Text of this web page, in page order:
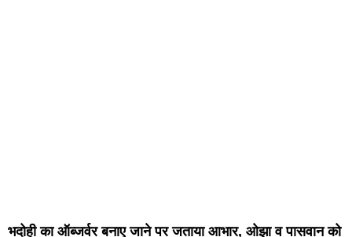
भदोही का ऑब्जर्वर बनाए जाने पर जताया आभार, ओझा व पासवान को